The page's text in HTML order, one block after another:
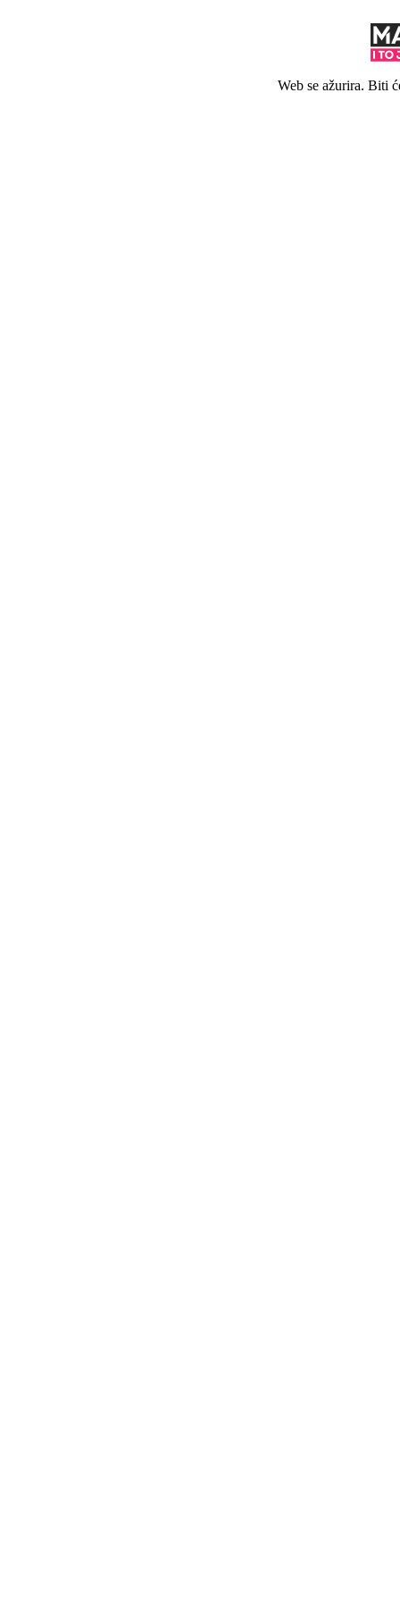
Web se ažurira. Biti